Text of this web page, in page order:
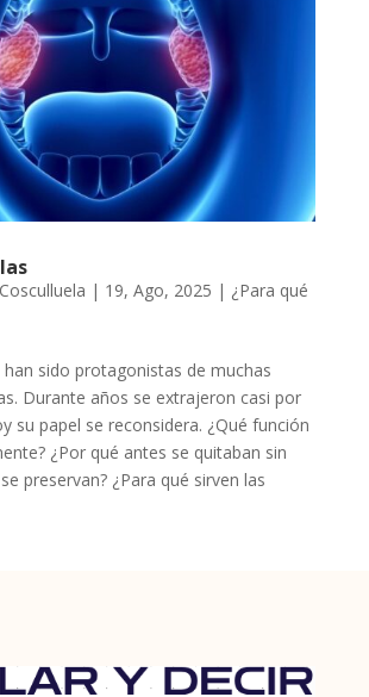
| 19, Ago, 2025 | ¿Para qué
han sido protagonistas de muchas
Durante años se extrajeron casi por
su papel se reconsidera. ¿Qué función
¿Por qué antes se quitaban sin
preservan? ¿Para qué sirven las